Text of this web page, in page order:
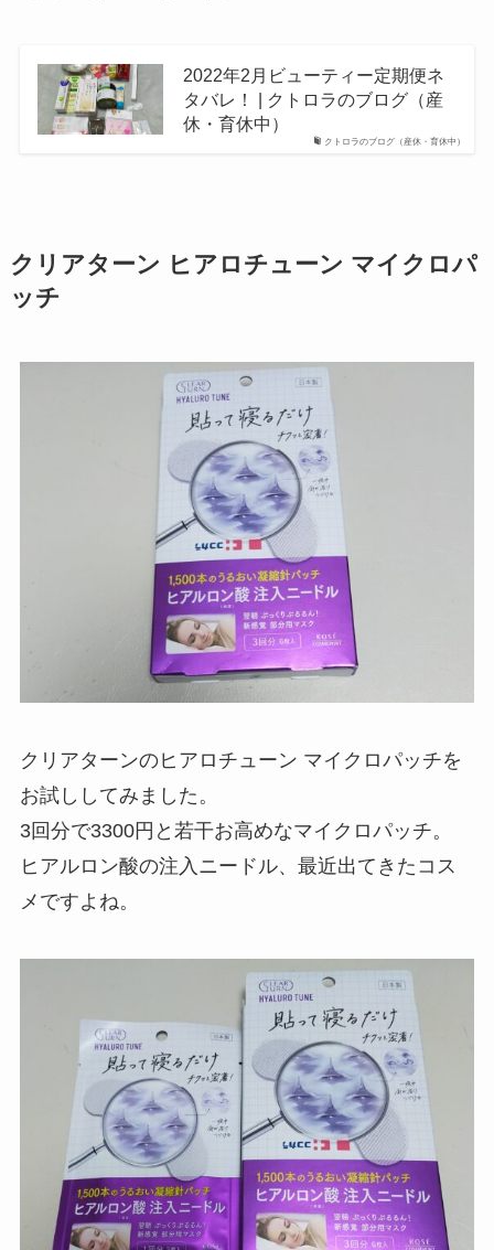
クトロラのブログ（産休・育休中）
2022年2月ビューティー定期便ネ
タバレ！ | クトロラのブログ（産
休・育休中）
クリアターン ヒアロチューン マイクロパ
ッチ
クリアターンのヒアロチューン マイクロパッチを
お試ししてみました。
3回分で3300円と若干お高めなマイクロパッチ。
ヒアルロン酸の注入ニードル、最近出てきたコス
メですよね。